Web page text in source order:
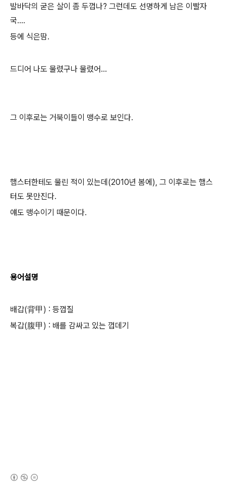
발바닥의 굳은 살이 좀 두껍나? 그런데도 선명하게 남은 이빨자
국....
등에 식은땀.
드디어 나도 물렸구나 물렸어...
그 이후로는 거북이들이 맹수로 보인다.
햄스터한테도 물린 적이 있는데(2010년 봄에), 그 이후로는 햄스
터도 못만진다.
얘도 맹수이기 때문이다.
용어설명
배갑(背甲) : 등껍질
복갑(腹甲) : 배를 감싸고 있는 껍데기